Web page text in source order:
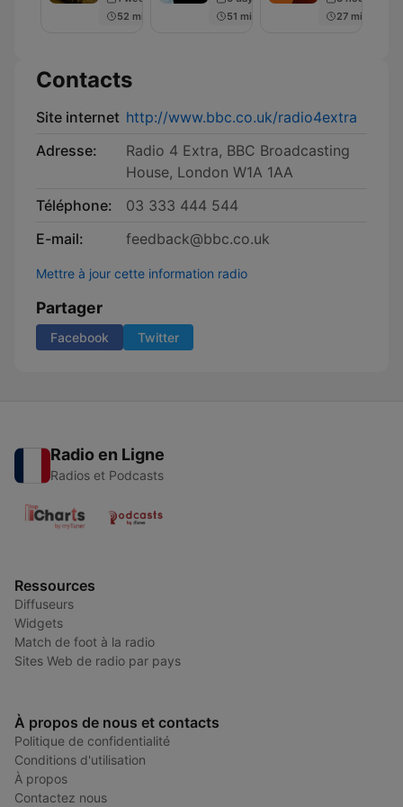
52 min
51 min
27 min
Contacts
Site internet http://www.bbc.co.uk/radio4extra
Adresse:
Radio 4 Extra, BBC Broadcasting
House, London W1A 1AA
Téléphone:
03 333 444 544
E-mail:
feedback@bbc.co.uk
Mettre à jour cette information radio
Partager
Facebook Twitter
Radio en Ligne
Radios et Podcasts
Ressources
Diffuseurs
Widgets
Match de foot à la radio
Sites Web de radio par pays
À propos de nous et contacts
Politique de confidentialité
Conditions d'utilisation
À propos
Contactez nous